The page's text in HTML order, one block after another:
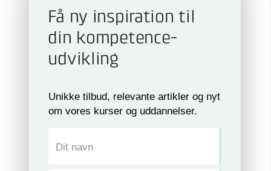
Få ny inspiration til
din kompetence­
udvikling
Unikke tilbud, relevante artikler og nyt
om vores kurser og uddannelser.
Dit navn